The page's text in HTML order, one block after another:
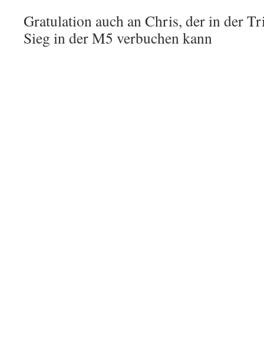
Gratulation auch an Chris, der in der
Sieg in der M5 verbuchen kann